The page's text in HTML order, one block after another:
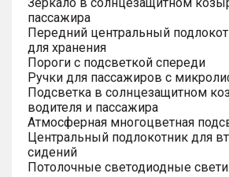
пассажира
Передний центральный
для хранения
Пороги с подсветкой спереди
Ручки для пассажиров с
Подсветка в солнцезащитном
водителя и пассажира
Атмосферная многоцветная
Центральный подлокотник для
сидений
Потолочные светодиодные